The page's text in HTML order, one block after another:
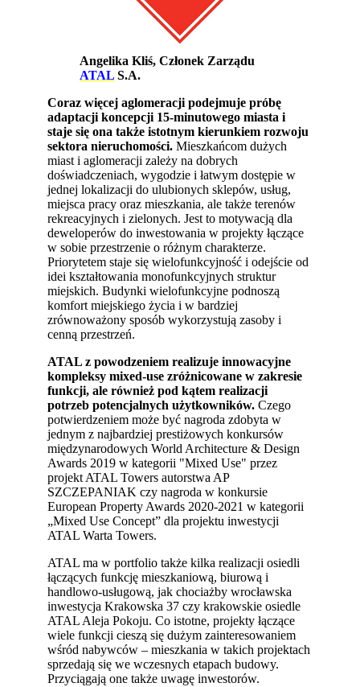
Angelika Kliś, Członek Zarządu
ATAL S.A.
Coraz więcej aglomeracji podejmuje próbę
adaptacji koncepcji 15-minutowego miasta i
staje się ona także istotnym kierunkiem rozwoju
sektora nieruchomości. Mieszkańcom dużych
miast i aglomeracji zależy na dobrych
doświadczeniach, wygodzie i łatwym dostępie w
jednej lokalizacji do ulubionych sklepów, usług,
miejsca pracy oraz mieszkania, ale także terenów
rekreacyjnych i zielonych. Jest to motywacją dla
deweloperów do inwestowania w projekty łączące
w sobie przestrzenie o różnym charakterze.
Priorytetem staje się wielofunkcyjność i odejście od
idei kształtowania monofunkcyjnych struktur
miejskich. Budynki wielofunkcyjne podnoszą
komfort miejskiego życia i w bardziej
zrównoważony sposób wykorzystują zasoby i
cenną przestrzeń.
ATAL z powodzeniem realizuje innowacyjne
kompleksy mixed-use zróżnicowane w zakresie
funkcji, ale również pod kątem realizacji
potrzeb potencjalnych użytkowników. Czego
potwierdzeniem może być nagroda zdobyta w
jednym z najbardziej prestiżowych konkursów
międzynarodowych World Architecture & Design
Awards 2019 w kategorii "Mixed Use" przez
projekt ATAL Towers autorstwa AP
SZCZEPANIAK czy nagroda w konkursie
European Property Awards 2020-2021 w kategorii
„Mixed Use Concept” dla projektu inwestycji
ATAL Warta Towers.
ATAL ma w portfolio także kilka realizacji osiedli
łączących funkcję mieszkaniową, biurową i
handlowo-usługową, jak chociażby wrocławska
inwestycja Krakowska 37 czy krakowskie osiedle
ATAL Aleja Pokoju. Co istotne, projekty łączące
wiele funkcji cieszą się dużym zainteresowaniem
wśród nabywców – mieszkania w takich projektach
sprzedają się we wczesnych etapach budowy.
Przyciągają one także uwagę inwestorów.